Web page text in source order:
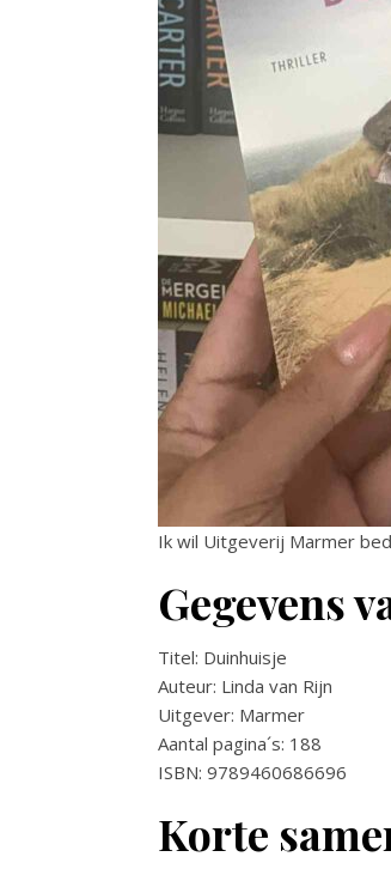
Ik wil Uitgeverij Marmer
Gegevens
Titel: Duinhuisje
Auteur: Linda van Rijn
Uitgever: Marmer
Aantal pagina´s: 188
ISBN: 9789460686696
Korte